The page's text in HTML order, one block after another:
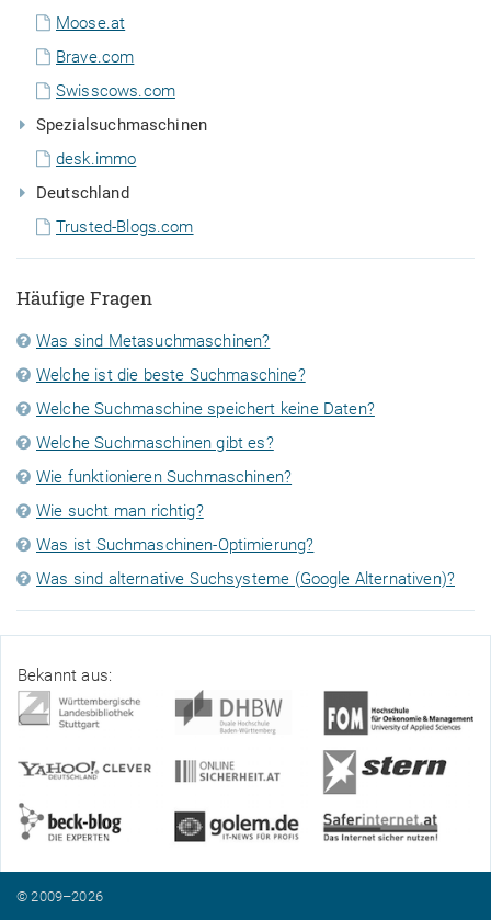
Moose.at
Brave.com
Swisscows.com
Spezialsuchmaschinen
desk.immo
Deutschland
Trusted-Blogs.com
Häufige Fragen
Was sind Metasuchmaschinen?
Welche ist die beste Suchmaschine?
Welche Suchmaschine speichert keine Daten?
Welche Suchmaschinen gibt es?
Wie funktionieren Suchmaschinen?
Wie sucht man richtig?
Was ist Suchmaschinen-Optimierung?
Was sind alternative Suchsysteme (Google Alternativen)?
Bekannt aus:
© 2009–2026